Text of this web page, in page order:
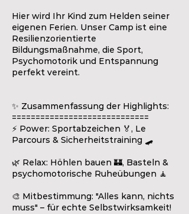
7
Hier wird Ihr Kind zum Helden seiner
eigenen Ferien. Unser Camp ist eine
Resilienzorientierte
Bildungsmaßnahme, die Sport,
Psychomotorik und Entspannung
perfekt vereint.
✨ Zusammenfassung der Highlights:
=============================
⚡ Power: Sportabzeichen 🏅, Le
Parcours & Sicherheitstraining 🛹
🌿 Relax: Höhlen bauen 🏰, Basteln &
psychomotorische Ruheübungen 🧘
🎨 Mitbestimmung: "Alles kann, nichts
muss" – für echte Selbstwirksamkeit!